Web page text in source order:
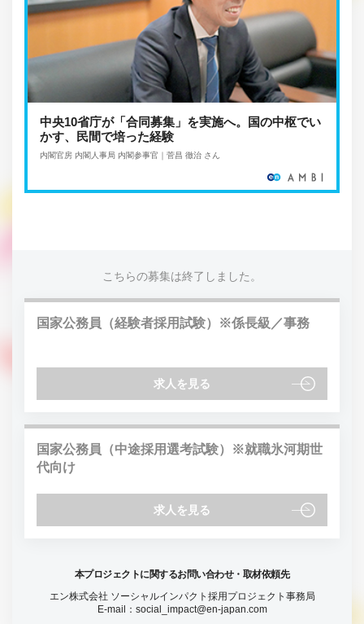
中央10省庁が「合同募集」を実施へ。国の中枢でい
かす、民間で培った経験
内閣官房 内閣人事局 内閣参事官｜菅昌 徹治 さん
こちらの募集は終了しました。
国家公務員（経験者採用試験）※係長級／事務
求人を見る
国家公務員（中途採用選考試験）※就職氷河期世
代向け
求人を見る
本プロジェクトに関するお問い合わせ・取材依頼先
エン株式会社 ソーシャルインパクト採用プロジェクト事務局
E-mail： social_impact@en-japan.com